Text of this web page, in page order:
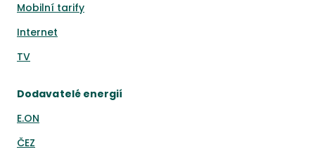
Mobilní tarify
Internet
TV
Dodavatelé energií
E.ON
ČEZ